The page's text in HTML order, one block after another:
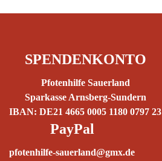
SPENDENKONTO
Pfotenhilfe Sauerland
Sparkasse Arnsberg-Sundern
IBAN: DE21 4665 0005 1180 0797 23
PayPal
pfotenhilfe-sauerland@gmx.de